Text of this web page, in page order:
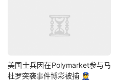
美国士兵因在Polymarket参与马
杜罗突袭事件博彩被捕 👮